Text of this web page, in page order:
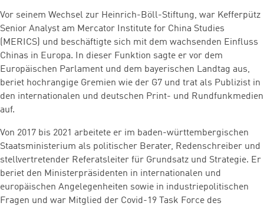
Vor seinem Wechsel zur Heinrich-Böll-Stiftung, war Kefferpütz
Senior Analyst am Mercator Institute for China Studies
(MERICS) und beschäftigte sich mit dem wachsenden Einfluss
Chinas in Europa. In dieser Funktion sagte er vor dem
Europäischen Parlament und dem bayerischen Landtag aus,
beriet hochrangige Gremien wie der G7 und trat als Publizist in
den internationalen und deutschen Print- und Rundfunkmedien
auf.
Von 2017 bis 2021 arbeitete er im baden-württembergischen
Staatsministerium als politischer Berater, Redenschreiber und
stellvertretender Referatsleiter für Grundsatz und Strategie. Er
beriet den Ministerpräsidenten in internationalen und
europäischen Angelegenheiten sowie in industriepolitischen
Fragen und war Mitglied der Covid-19 Task Force des